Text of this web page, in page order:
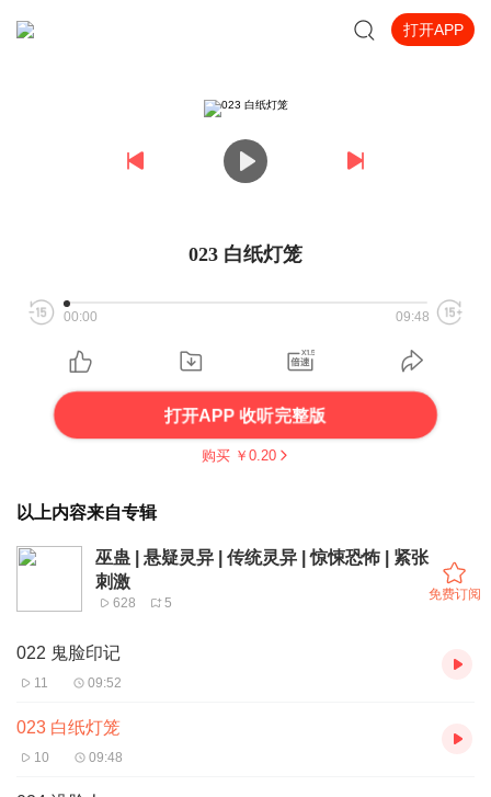
打开APP
023 白纸灯笼
00:00 09:48
打开APP 收听完整版
购买 ￥ 0.20
以上内容来自专辑
巫蛊 | 悬疑灵异 | 传统灵异 | 惊悚恐怖 | 紧张
刺激
628 5
免费订阅
022 鬼脸印记
11 09:52
023 白纸灯笼
10 09:48